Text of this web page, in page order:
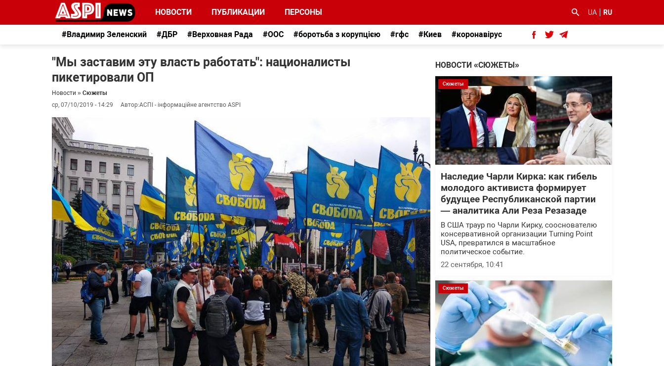
НОВОСТИ ПУБЛИКАЦИИ ПЕРСОНЫ UA RU
#Владимир Зеленский #ДБР #Верховная Рада #ООС #боротьба з корупцією #гфс #Киев #коронавірус
"Мы заставим эту власть работать": националисты
пикетировали ОП
Новости » Сюжеты
ср, 07/10/2019 - 14:29
Автор:АСПІ - інформаційне агентство ASPI
НОВОСТИ «СЮЖЕТЫ»
Сюжеты
Наследие Чарли Кирка: как гибель
молодого активиста формирует
будущее Республиканской партии
— аналитика Али Реза Резазаде
В США траур по Чарли Кирку, сооснователю
консервативной организации Turning Point
USA, превратился в масштабное
политическое событие.
22 сентября, 10:41
Сюжеты